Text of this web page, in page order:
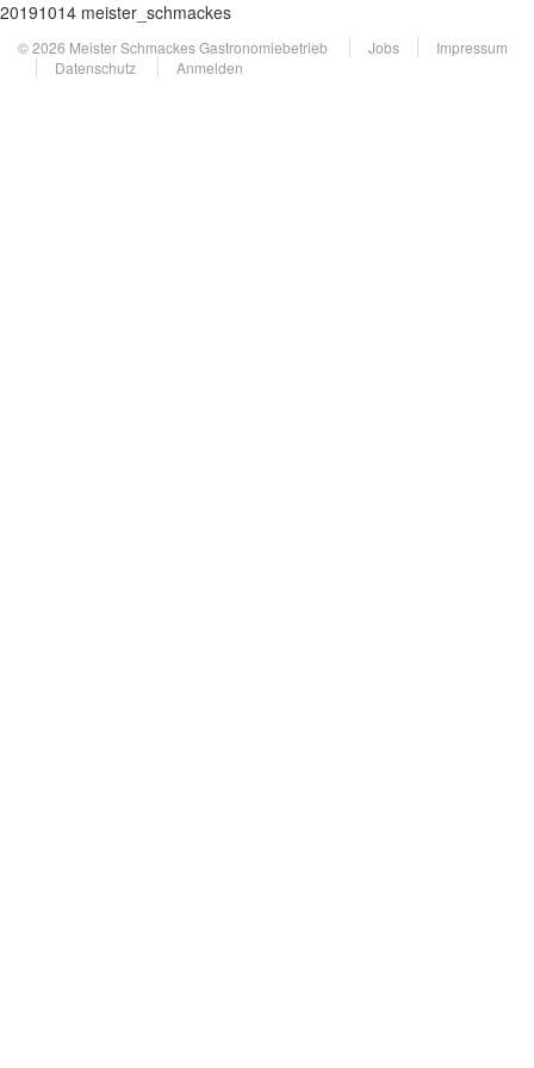
20191014 meister_schmackes
© 2026 Meister Schmackes Gastronomiebetrieb Jobs
Impressum
Datenschutz
Anmelden